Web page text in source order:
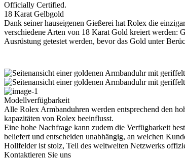
18 Karat Gelbgold
Dank seiner hauseigenen Gießerei hat Rolex die
verschiedene Arten von 18 Karat Gold kreiert werden:
Ausrüstung getestet werden, bevor das Gold unter
Modellverfügbarkeit
Alle Rolex Armbanduhren werden entsprechend den
kapazitäten von Rolex beeinflusst.
Eine hohe Nachfrage kann zudem die Verfügbarkeit
beliefert und entscheiden unabhängig, an welchen
Hollfelderist stolz, Teil des weltweiten Netzwerks
Kontaktieren Sie uns